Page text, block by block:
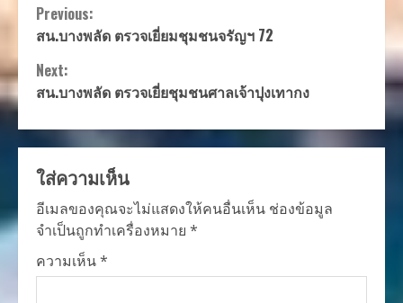
Continue
Reading
Previous:
สน.บางพลัด ตรวจเยี่ยมชุมชนจรัญฯ 72
Next:
สน.บางพลัด ตรวจเยี่ยชุมชนศาลเจ้าปุงเทากง
ใส่ความเห็น
อีเมลของคุณจะไม่แสดงให้คนอื่นเห็น ช่องข้อมูล
จำเป็นถูกทำเครื่องหมาย *
ความเห็น*